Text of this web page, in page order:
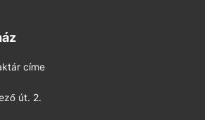
címe
út. 2.